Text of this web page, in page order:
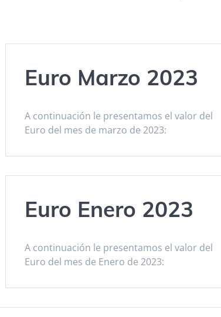
Euro Marzo 2023
A continuación le presentamos el valor del
Euro del mes de marzo de 2023:
Euro Enero 2023
A continuación le presentamos el valor del
Euro del mes de Enero de 2023: